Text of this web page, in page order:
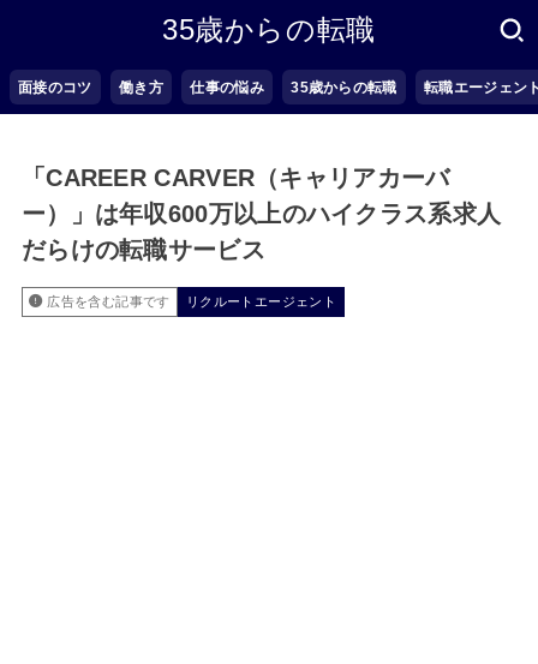
35歳からの転職
面接のコツ 働き方 仕事の悩み 35歳からの転職 転職エージェン
「CAREER CARVER（キャリアカーバ
ー）」は年収600万以上のハイクラス系求人
だらけの転職サービス
広告を含む記事です リクルートエージェント